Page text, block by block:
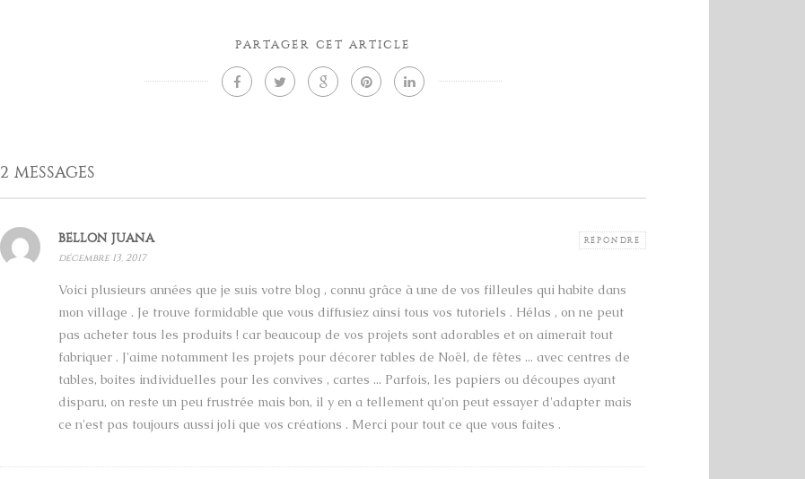
PARTAGER CET ARTICLE
2 MESSAGES
BELLON JUANA RÉPONDRE
décembre 13, 2017
Voici plusieurs années que je suis votre blog , connu grâce à une de vos filleules qui habite dans
mon village . Je trouve formidable que vous diffusiez ainsi tous vos tutoriels . Hélas , on ne peut
pas acheter tous les produits ! car beaucoup de vos projets sont adorables et on aimerait tout
fabriquer . J'aime notamment les projets pour décorer tables de Noël, de fêtes ... avec centres de
tables, boites individuelles pour les convives , cartes ... Parfois, les papiers ou découpes ayant
disparu, on reste un peu frustrée mais bon, il y en a tellement qu'on peut essayer d'adapter mais
ce n'est pas toujours aussi joli que vos créations . Merci pour tout ce que vous faites .